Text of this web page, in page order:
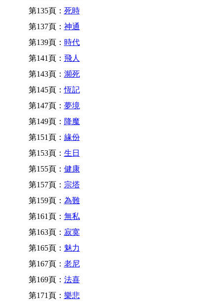
第135頁： 死時
第137頁： 神通
第139頁： 時代
第141頁： 飛人
第143頁： 瀕死
第145頁：恆記
第147頁： 夢境
第149頁： 降魔
第151頁： 緣份
第153頁： 生日
第155頁： 健康
第157頁： 宗塔
第159頁： 為難
第161頁： 無私
第163頁： 寂寞
第165頁： 魅力
第167頁： 老尼
第169頁： 法喜
第171頁： 樂悲